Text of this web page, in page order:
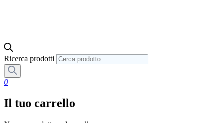
Ricerca prodotti
0
Il tuo carrello